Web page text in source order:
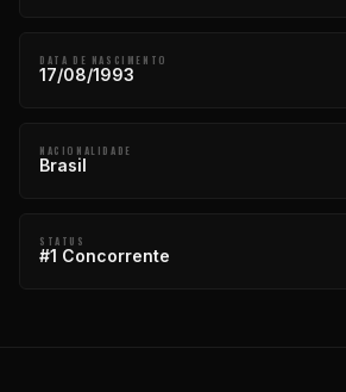
DATA DE NASCIMENTO
17/08/1993
NACIONALIDADE
Brasil
STATUS
#1 Concorrente